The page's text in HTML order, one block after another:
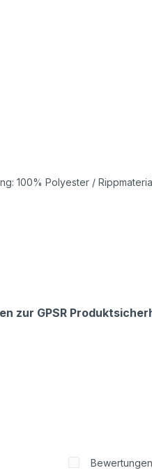
100% Polyester /
zur GPSR